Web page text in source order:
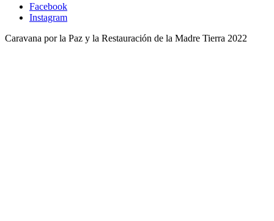
Facebook
Instagram
Caravana por la Paz y la Restauración de la Madre Tierra 2022